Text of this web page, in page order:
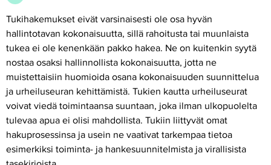
Tukihakemukset eivät varsinaisesti ole osa hyvän
hallintotavan kokonaisuutta, sillä rahoitusta tai muunlaista
tukea ei ole kenenkään pakko hakea. Ne on kuitenkin syytä
nostaa osaksi hallinnollista kokonaisuutta, jotta ne
muistettaisiin huomioida osana kokonaisuuden suunnittelua
ja urheiluseuran kehittämistä. Tukien kautta urheiluseurat
voivat viedä toimintaansa suuntaan, joka ilman ulkopuolelta
tulevaa apua ei olisi mahdollista. Tukiin liittyvät omat
hakuprosessinsa ja usein ne vaativat tarkempaa tietoa
esimerkiksi toiminta- ja hankesuunnitelmista ja virallisista